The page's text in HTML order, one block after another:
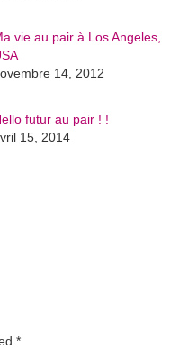
vie au pair à Los Angeles,
14, 2012
futur au pair ! !
15, 2014
*